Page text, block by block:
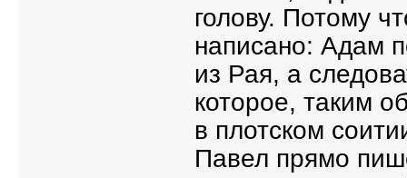
голову. Потому
написано: Адам
из Рая, а
которое, таким
в плотском
Павел прямо